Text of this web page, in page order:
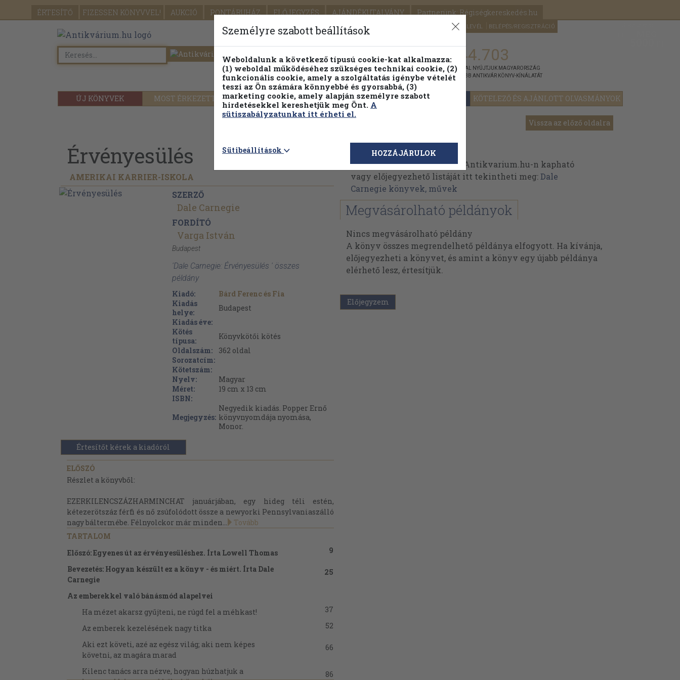
ÉRTESÍTŐ FIZESSEN KÖNYVVEL! AUKCIÓ PONTÁRUHÁZ ELŐJEGYZÉS AJÁNDÉKUTALVÁNY Partnerünk: Régiségkereskedés.hu
SEGÍTSÉG HÍRLEVÉL BELÉPÉS/REGISZTRÁCIÓ
ÚJ KÖNYVEK MOST ÉRKEZETT PILLANATNYI ÁRAINK FENNTARTHATÓ OLVASMÁNYOK KÖTELEZŐ ÉS AJÁNLOTT OLVASMÁNYOK
Részletes kereső Témaköri fa 1.144.703
KIADVÁNNYAL NYÚJTJUK MAGYARORSZÁG
LEGNAGYOBB ANTIKVÁR KÖNYV-KÍNÁLATÁT
Vissza az előző oldalra
Érvényesülés
AMERIKAI KARRIER-ISKOLA
SZERZŐ
Dale Carnegie
FORDÍTÓ
Varga István
Budapest
'Dale Carnegie: Érvényesülés ' összes
példány
Kiadó:
Bárd Ferenc és Fia
Kiadás
helye:
Budapest
Kiadás éve:
Kötés
típusa:
Könyvkötői kötés
Oldalszám:
362 oldal
Sorozatcím:
Kötetszám:
Nyelv:
Magyar
Méret:
19 cm x 13 cm
ISBN:
Megjegyzés:
Negyedik kiadás. Popper Ernő
könyvnyomdája nyomása,
Monor.
Értesítőt kérek a kiadóról
ELŐSZÓ
Részlet a könyvből:
EZERKILENCSZÁZHARMINCHAT januárjában, egy hideg téli estén,
kétezerötszáz férfi és nő zsúfolódott össze a newyorki Pennsylvaniaszálló
nagy báltermébe. Félnyolckor már minden...
Tovább
TARTALOM
Előszó: Egyenes út az érvényesüléshez. Írta Lowell Thomas
9
Bevezetés: Hogyan készült ez a könyv - és miért. Írta Dale
Carnegie
25
Az emberekkel való bánásmód alapelvei
Ha mézet akarsz gyűjteni, ne rúgd fel a méhkast!
37
Az emberek kezelésének nagy titka
52
Aki ezt követi, azé az egész világ; aki nem képes
követni, az magára marad
66
Kilenc tanács arra nézve, hogyan húzhatjuk a
86
Dale Carnegie
Dale Carnegie műveinek az Antikvarium.hu-n kapható
vagy előjegyezhető listáját itt tekintheti meg:Dale
Carnegie könyvek, művek
Megvásárolható példányok
Nincs megvásárolható példány
A könyv összes megrendelhető példánya elfogyott. Ha kívánja,
előjegyezheti a könyvet, és amint a könyv egy újabb példánya
elérhető lesz, értesítjük.
Előjegyzem
Személyre szabott beállítások
Weboldalunk a következő típusú cookie-kat alkalmazza:
(1) weboldal működéséhez szükséges technikai cookie, (2)
funkcionális cookie, amely a szolgáltatás igénybe vételét
teszi az Ön számára könnyebbé és gyorsabbá, (3)
marketing cookie, amely alapján személyre szabott
hirdetésekkel kereshetjük meg Önt. A
sütiszabályzatunkat itt érheti el.
Sütibeállítások HOZZÁJÁRULOK